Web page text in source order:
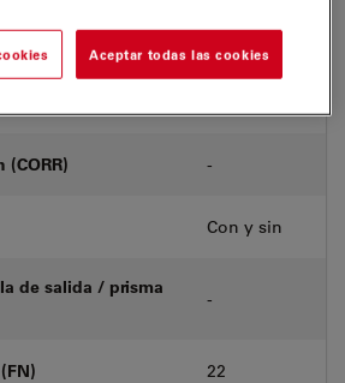
-
Con y sin
de salida / prisma
-
22
Aceptar todas las cookies